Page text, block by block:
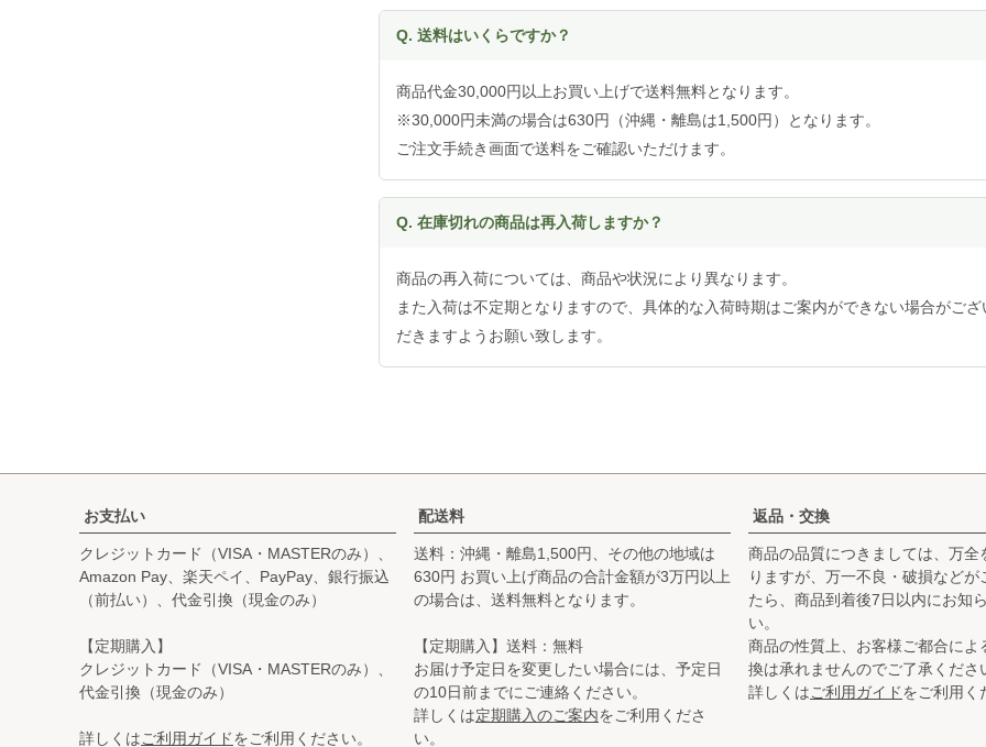
Q. 送料はいくらですか？
商品代金30,000円以上お買い上げで送料無料となります。
※30,000円未満の場合は630円（沖縄・離島は1,500円）となります。
ご注文手続き画面で送料をご確認いただけます。
Q. 在庫切れの商品は再入荷しますか？
商品の再入荷については、商品や状況により異なります。
また入荷は不定期となりますので、具体的な入荷時期はご案内ができない場合がご
だきますようお願い致します。
お支払い
クレジットカード（VISA・MASTERのみ）、
Amazon Pay、楽天ペイ、PayPay、銀行振込
（前払い）、代金引換（現金のみ）
【定期購入】
クレジットカード（VISA・MASTERのみ）、
代金引換（現金のみ）
詳しくはご利用ガイドをご利用ください。
配送料
送料：沖縄・離島1,500円、その他の地域は
630円 お買い上げ商品の合計金額が3万円以上
の場合は、送料無料となります。
【定期購入】送料：無料
お届け予定日を変更したい場合には、予定日
の10日前までにご連絡ください。
詳しくは定期購入のご案内をご利用くださ
い。
返品・交換
商品の品質につきましては、万全
りますが、万一不良・破損などが
たら、商品到着後7日以内にお知
い。
商品の性質上、お客様ご都合によ
換は承れませんのでご了承くださ
詳しくはご利用ガイドをご利用く